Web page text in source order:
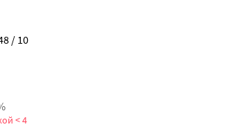
/ 10
< 4